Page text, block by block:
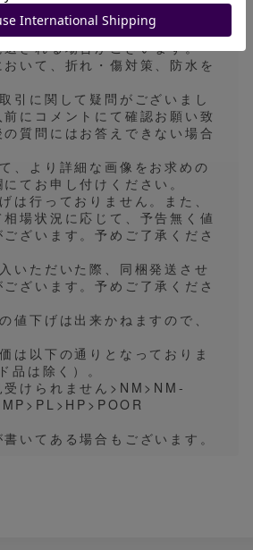
になっておりますが、平日の営
行っておりますので、実際は発
される場合がございます。
いて、折れ・傷対策、防水を
引に関して疑問がございまし
にコメントにて確認お願い致
質問にはお答えできない場合
、より詳細な画像をお求めの
てお申し付けください。
は行っておりません。また、
場状況に応じて、予告無く値
ございます。予めご了承くださ
いただいた際、同梱発送させ
ざいます。予めご了承くださ
値下げは出来かねますので、
は以下の通りとなっておりま
品は除く）。
受けられません>NM>NM-
いてある場合もございます。